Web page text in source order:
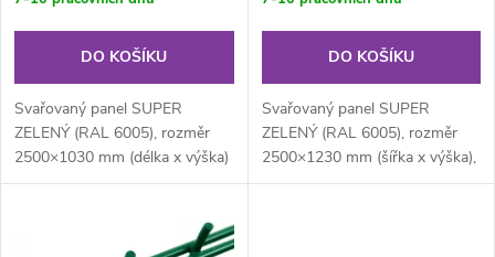
o
d
u
d
u
DO KOŠÍKU
Svařovaný panel SUPER
ZELENÝ (RAL 6005), rozměr
2500×1030 mm (délka x výška)
je svařovaný plotový panel o
DO KOŠÍKU
Svařovaný panel SUPER
ZELENÝ (RAL 6005), rozměr
2500×1230 mm (šířka x výška),
je svařovaný plotový panel o